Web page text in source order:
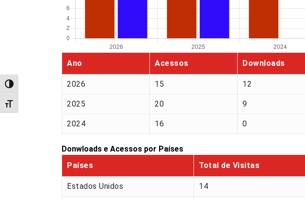
Alternar alto contraste
Alternar tamanho da fonte
Ano Acessos Downloads
2026 15 12
2025 20 9
2024 16 0
Donwloads e Acessos por Países
Países
Total de Visitas
Estados Unidos 14